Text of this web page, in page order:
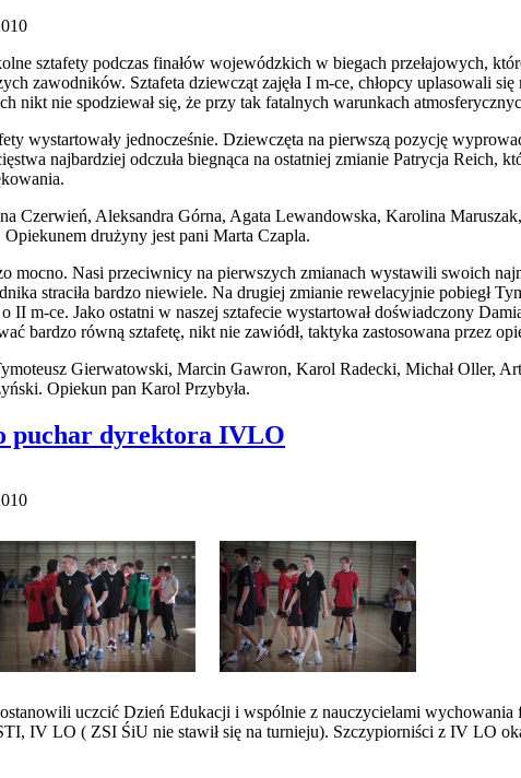
sztafety podczas finałów wojewódzkich w biegach przełajowych,
zawodników. Sztafeta dziewcząt zajęła I m-ce, chłopcy uplasowali
nikt nie spodziewał się, że przy tak fatalnych warunkach
wystartowały jednocześnie. Dziewczęta na pierwszą pozycję
najbardziej odczuła biegnąca na ostatniej zmianie Patrycja Reich,
Czerwień, Aleksandra Górna, Agata Lewandowska, Karolina
drużyny jest pani Marta Czapla.
mocno. Nasi przeciwnicy na pierwszych zmianach wystawili swoich
straciła bardzo niewiele. Na drugiej zmianie rewelacyjnie pobiegł
II m-ce. Jako ostatni w naszej sztafecie wystartował doświadczony
bardzo równą sztafetę, nikt nie zawiódł, taktyka zastosowana przez
Gierwatowski, Marcin Gawron, Karol Radecki, Michał
Opiekun pan Karol Przybyła.
puchar dyrektora IVLO
uczcić Dzień Edukacji i wspólnie z nauczycielami
IV LO ( ZSI ŚiU nie stawił się na turnieju). Szczypiorniści z IV LO